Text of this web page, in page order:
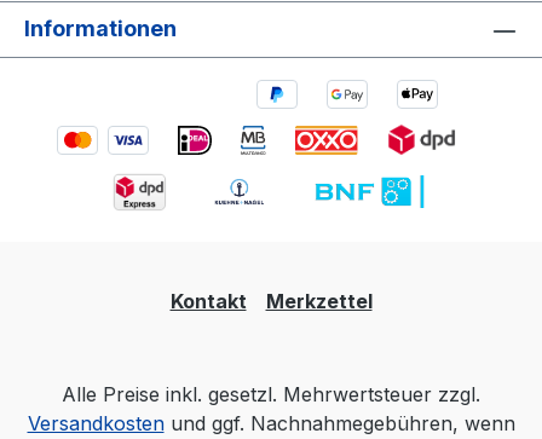
Informationen
Kontakt Merkzettel
Alle Preise inkl. gesetzl. Mehrwertsteuer zzgl.
Versandkostenund ggf. Nachnahmegebühren, wenn